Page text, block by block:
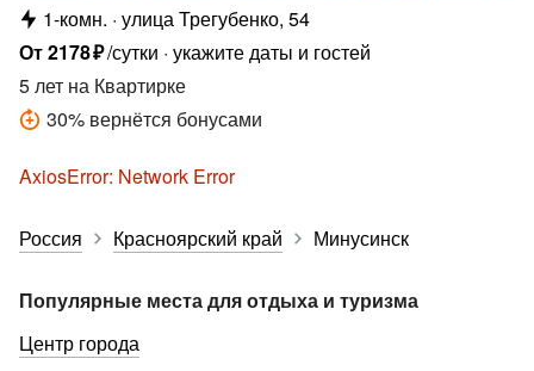
1-комн. улица Трегубенко, 54
От2178₽/сутки укажите даты и гостей
5 лет на Квартирке
30% вернётся бонусами
AxiosError: Network Error
Россия Красноярский край Минусинск
Популярные места для отдыха и туризма
Центр города